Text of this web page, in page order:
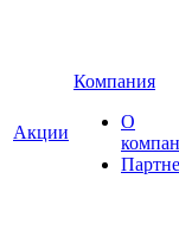
Акции
Компания
О